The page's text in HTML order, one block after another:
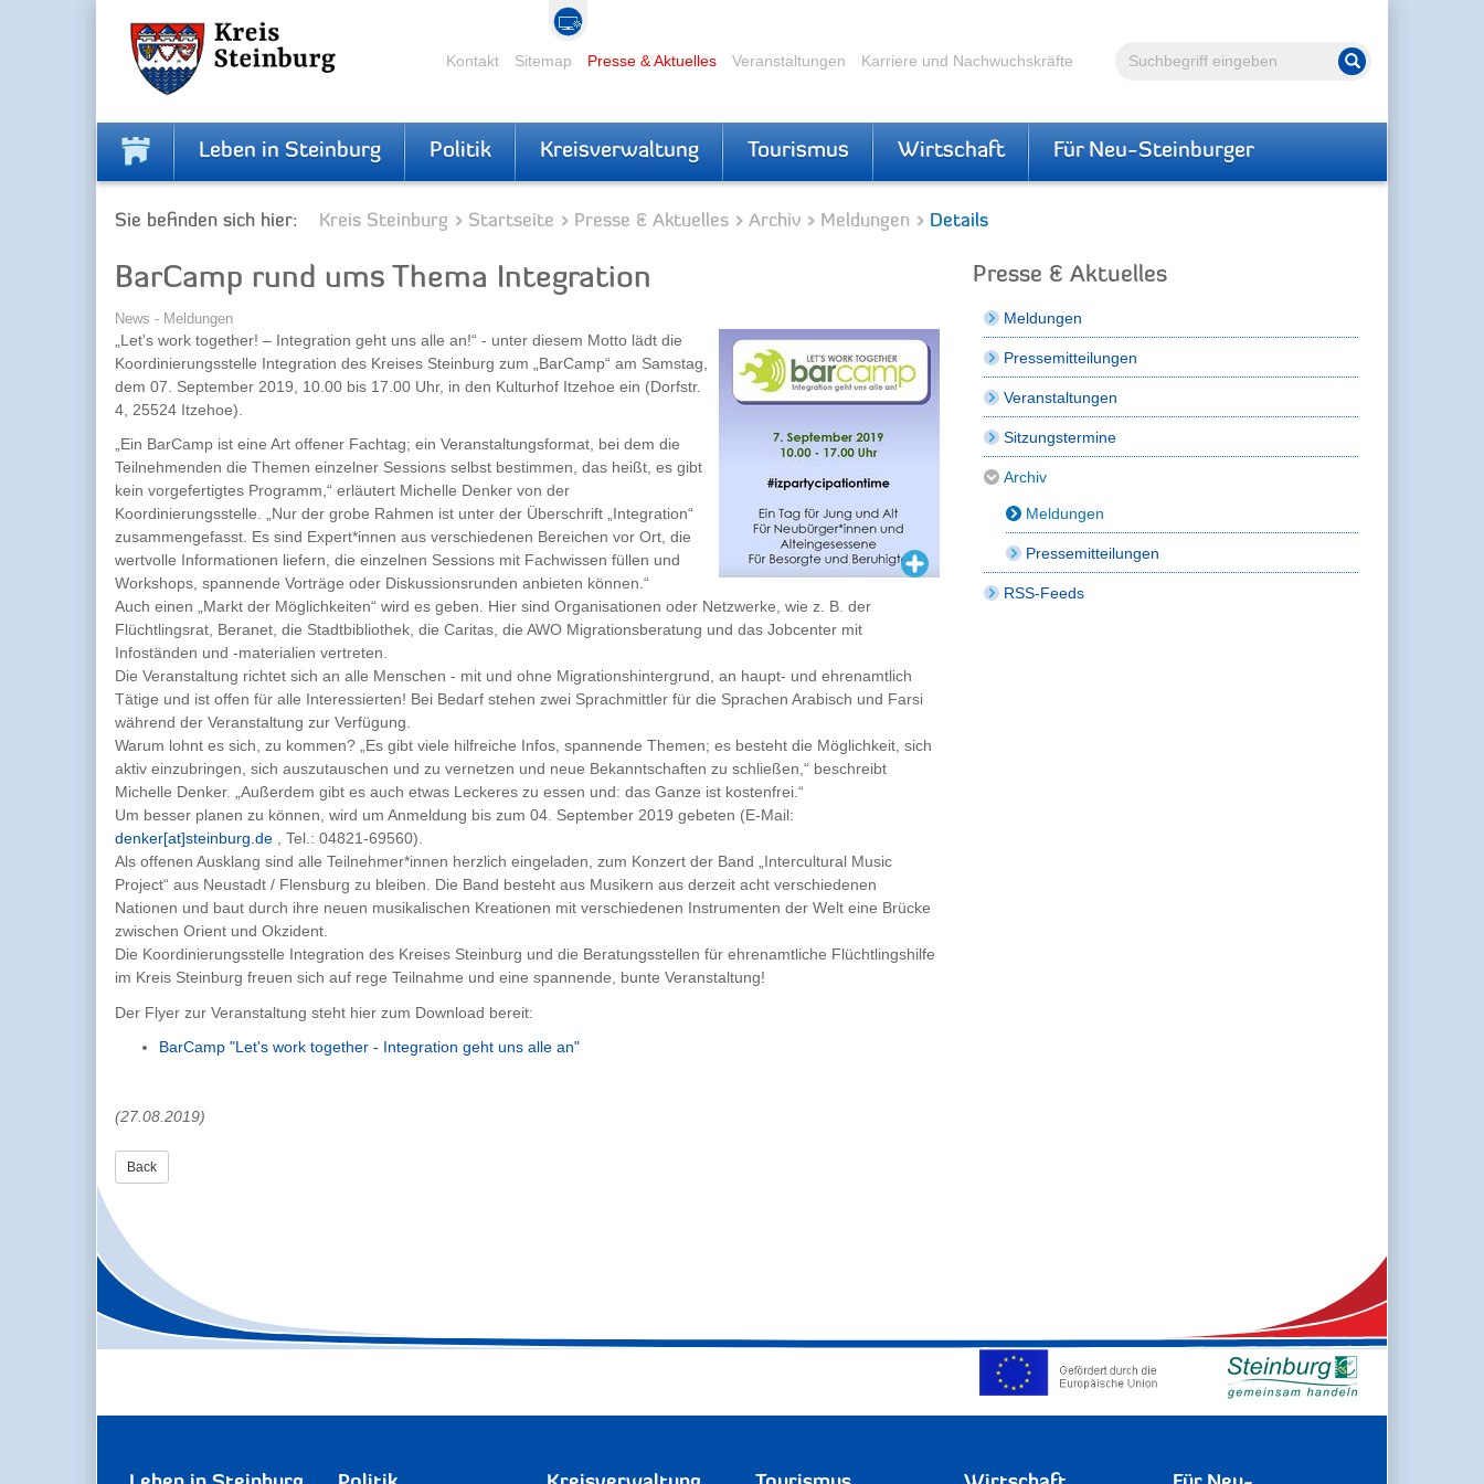
Volltextsuche Suche starten
Kontakt Sitemap Presse & Aktuelles Veranstaltungen Karriere und Nachwuchskräfte
Leben in Steinburg Politik Kreisverwaltung Tourismus Wirtschaft Für Neu-Steinburger
Sie befinden sich hier: Kreis Steinburg Startseite Presse & Aktuelles Archiv Meldungen Details
BarCamp rund ums Thema Integration
News - Meldungen
„Let's work together! – Integration geht uns alle an!“ - unter diesem Motto lädt die
Koordinierungsstelle Integration des Kreises Steinburg zum „BarCamp“ am Samstag,
dem 07. September 2019, 10.00 bis 17.00 Uhr, in den Kulturhof Itzehoe ein (Dorfstr.
4, 25524 Itzehoe).
„Ein BarCamp ist eine Art offener Fachtag; ein Veranstaltungsformat, bei dem die
Teilnehmenden die Themen einzelner Sessions selbst bestimmen, das heißt, es gibt
kein vorgefertigtes Programm,“ erläutert Michelle Denker von der
Koordinierungsstelle. „Nur der grobe Rahmen ist unter der Überschrift „Integration“
zusammengefasst. Es sind Expert*innen aus verschiedenen Bereichen vor Ort, die
wertvolle Informationen liefern, die einzelnen Sessions mit Fachwissen füllen und
Workshops, spannende Vorträge oder Diskussionsrunden anbieten können.“
Auch einen „Markt der Möglichkeiten“ wird es geben. Hier sind Organisationen oder Netzwerke, wie z. B. der
Flüchtlingsrat, Beranet, die Stadtbibliothek, die Caritas, die AWO Migrationsberatung und das Jobcenter mit
Infoständen und -materialien vertreten.
Die Veranstaltung richtet sich an alle Menschen - mit und ohne Migrationshintergrund, an haupt- und ehrenamtlich
Tätige und ist offen für alle Interessierten! Bei Bedarf stehen zwei Sprachmittler für die Sprachen Arabisch und Farsi
während der Veranstaltung zur Verfügung.
Warum lohnt es sich, zu kommen? „Es gibt viele hilfreiche Infos, spannende Themen; es besteht die Möglichkeit, sich
aktiv einzubringen, sich auszutauschen und zu vernetzen und neue Bekanntschaften zu schließen,“ beschreibt
Michelle Denker. „Außerdem gibt es auch etwas Leckeres zu essen und: das Ganze ist kostenfrei.“
Um besser planen zu können, wird um Anmeldung bis zum 04. September 2019 gebeten (E-Mail:
denker[at]steinburg.de , Tel.: 04821-69560).
Als offenen Ausklang sind alle Teilnehmer*innen herzlich eingeladen, zum Konzert der Band „Intercultural Music
Project“ aus Neustadt / Flensburg zu bleiben. Die Band besteht aus Musikern aus derzeit acht verschiedenen
Nationen und baut durch ihre neuen musikalischen Kreationen mit verschiedenen Instrumenten der Welt eine Brücke
zwischen Orient und Okzident.
Die Koordinierungsstelle Integration des Kreises Steinburg und die Beratungsstellen für ehrenamtliche Flüchtlingshilfe
im Kreis Steinburg freuen sich auf rege Teilnahme und eine spannende, bunte Veranstaltung!
Der Flyer zur Veranstaltung steht hier zum Download bereit:
BarCamp "Let's work together - Integration geht uns alle an"
(27.08.2019)
Back
Presse & Aktuelles
Meldungen
Pressemitteilungen
Veranstaltungen
Sitzungstermine
Archiv
Meldungen
Pressemitteilungen
RSS-Feeds